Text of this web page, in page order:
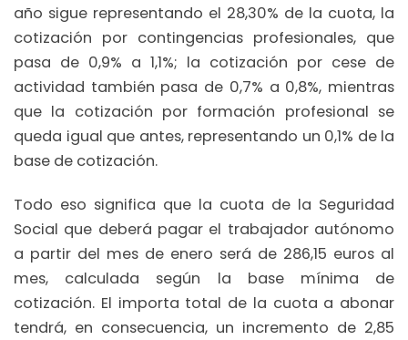
año sigue representando el 28,30% de la cuota, la
cotización por contingencias profesionales, que
pasa de 0,9% a 1,1%; la cotización por cese de
actividad también pasa de 0,7% a 0,8%, mientras
que la cotización por formación profesional se
queda igual que antes, representando un 0,1% de la
base de cotización.
Todo eso significa que la cuota de la Seguridad
Social que deberá pagar el trabajador autónomo
a partir del mes de enero será de 286,15 euros al
mes, calculada según la base mínima de
cotización. El importa total de la cuota a abonar
tendrá, en consecuencia, un incremento de 2,85